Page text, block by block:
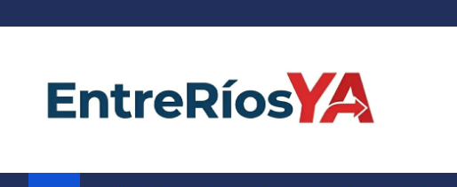
Noticias de Entre Ríos